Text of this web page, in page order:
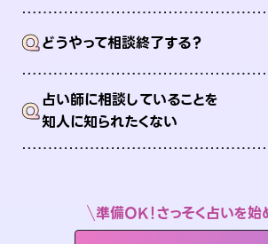
Qどうやって相談終了する？
Q占い師に相談していることを
知人に知られたくない
準備OK！さっそく占いを始